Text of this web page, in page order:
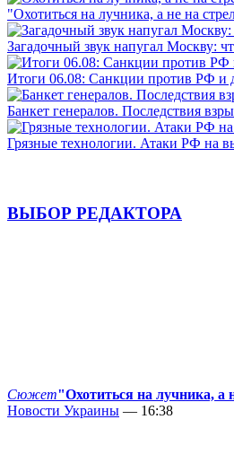
"Охотиться на лучника, а не на
Загадочный звук напугал Москву:
Итоги 06.08: Санкции против РФ и
Банкет генералов. Последствия
Грязные технологии. Атаки РФ на
ВЫБОР РЕДАКТОРА
Сюжет"Охотиться на лучника, а
Новости Украины — 16:38